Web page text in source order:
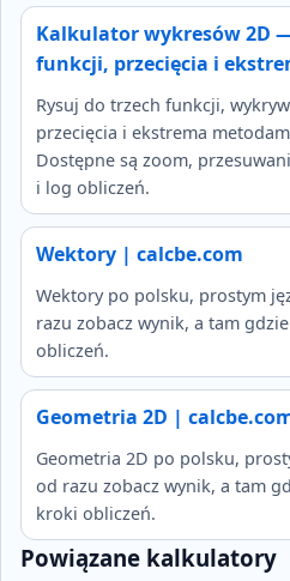
Kalkulator wykresów 2D
funkcji, przecięcia i
Rysuj do trzech funkcji,
przecięcia i ekstrema
Dostępne są zoom,
i log obliczeń.
Wektory | calcbe.com
Wektory po polsku, prostym
razu zobacz wynik, a tam
obliczeń.
Geometria 2D |
Geometria 2D po polsku,
od razu zobacz wynik, a tam
kroki obliczeń.
Powiązane kalkulatory